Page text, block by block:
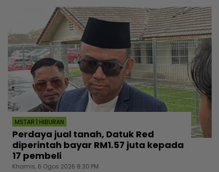
MSTAR | HIBURAN
Perdaya jual tanah, Datuk Red
diperintah bayar RM1.57 juta kepada
17 pembeli
Khamis, 6 Ogos 2026 8:30 PM